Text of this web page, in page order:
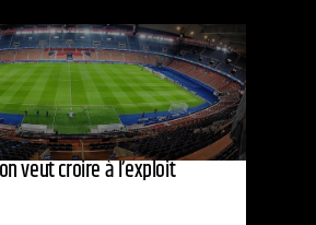
veut croire à l’exploit